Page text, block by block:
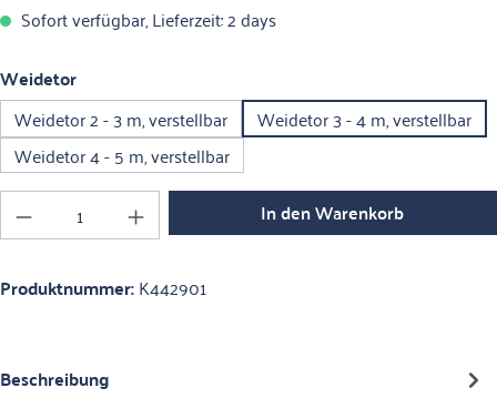
Sofort verfügbar, Lieferzeit: 2 days
Weidetorauswählen
Weidetor 2 - 3 m, verstellbar
Weidetor 3 - 4 m, verstellbar
Weidetor 4 - 5 m, verstellbar
Produkt Anzahl: Gib den gewünschten Wert
In den Warenkorb
Produktnummer:K442901
Beschreibung